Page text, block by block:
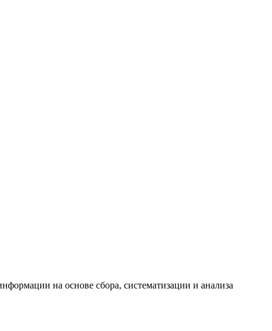
на основе сбора, систематизации и анализа